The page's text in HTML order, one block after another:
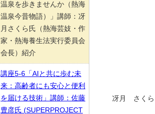
冴月 さくら
温泉を歩きませんか（熱海
温泉今昔物語）」講師：冴
月さくら氏（熱海芸妓・作
家・熱海養生法実行委員会
会長）紹介
講座5-6「AIと共に歩む未
来：高齢者にも安心と便利
を届ける技術」講師：佐藤
豊彦氏 (SUPERPROJECT